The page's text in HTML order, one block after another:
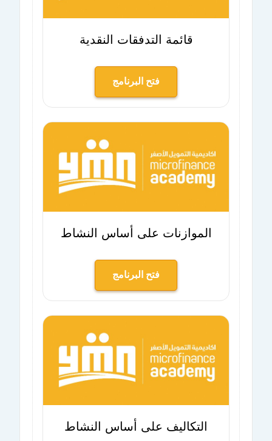
قائمة التدفقات النقدية
فتح البرنامج
الموازنات على أساس النشاط
فتح البرنامج
التكاليف على أساس النشاط